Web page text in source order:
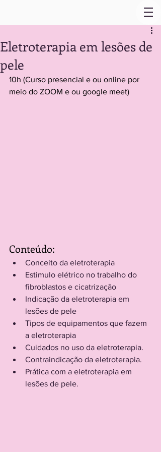
Eletroterapia em lesões de
pele
10h (Curso presencial e ou online por
meio do ZOOM e ou google meet)
Conteúdo:
Conceito da eletroterapia
Estimulo elétrico no trabalho do
fibroblastos e cicatrização
Indicação da eletroterapia em
lesões de pele
Tipos de equipamentos que fazem
a eletroterapia
Cuidados no uso da eletroterapia.
Contraindicação da eletroterapia.
Prática com a eletroterapia em
lesões de pele.